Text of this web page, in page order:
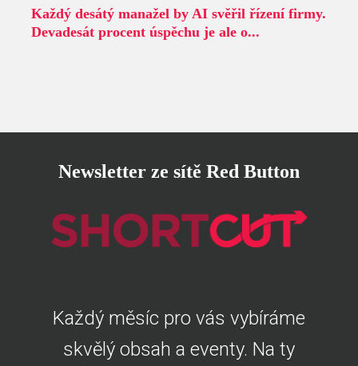
Každý desátý manažel by AI svěřil řízení firmy.
Devadesát procent úspěchu je ale o...
Newsletter ze sítě Red Button
Každý měsíc pro vás vybíráme
skvělý obsah a eventy. Na ty